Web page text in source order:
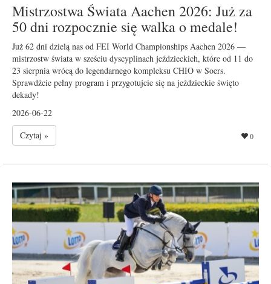
Mistrzostwa Świata Aachen 2026: Już za
50 dni rozpocznie się walka o medale!
Już 62 dni dzielą nas od FEI World Championships Aachen 2026 —
mistrzostw świata w sześciu dyscyplinach jeździeckich, które od 11 do
23 sierpnia wrócą do legendarnego kompleksu CHIO w Soers.
Sprawdźcie pełny program i przygotujcie się na jeździeckie święto
dekady!
2026-06-22
Czytaj »
0